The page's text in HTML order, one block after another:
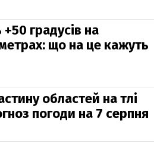
градусів на
що на це кажуть
областей на тлі
погоди на 7 серпня